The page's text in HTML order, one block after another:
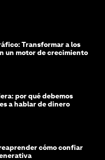
Transformar a los
un motor de crecimiento
por qué debemos
a hablar de dinero
cómo confiar